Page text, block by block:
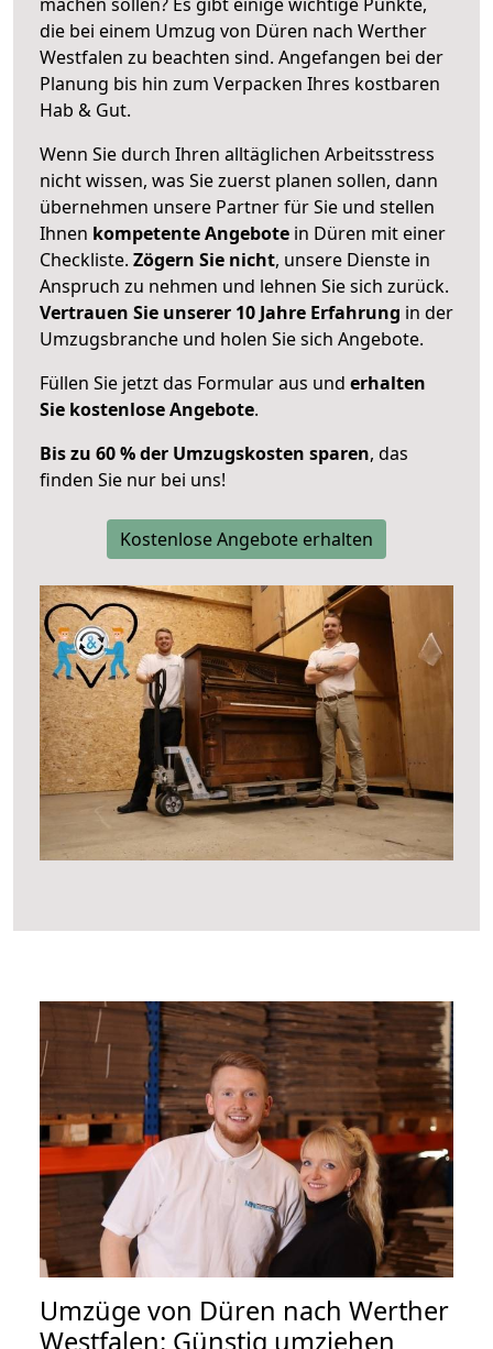
die bei einem Umzug von Düren nach Werther
Westfalen zu beachten sind. Angefangen bei der
Planung bis hin zum Verpacken Ihres kostbaren
Hab & Gut.
Wenn Sie durch Ihren alltäglichen Arbeitsstress
nicht wissen, was Sie zuerst planen sollen, dann
übernehmen unsere Partner für Sie und stellen
Ihnen kompetente Angebote in Düren mit einer
Checkliste. Zögern Sie nicht, unsere Dienste in
Anspruch zu nehmen und lehnen Sie sich zurück.
Vertrauen Sie unserer 10 Jahre Erfahrung in der
Umzugsbranche und holen Sie sich Angebote.
Füllen Sie jetzt das Formular aus und erhalten
Sie kostenlose Angebote.
Bis zu 60 % der Umzugskosten sparen, das
finden Sie nur bei uns!
Kostenlose Angebote erhalten
Umzüge von Düren nach Werther
Westfalen: Günstig umziehen